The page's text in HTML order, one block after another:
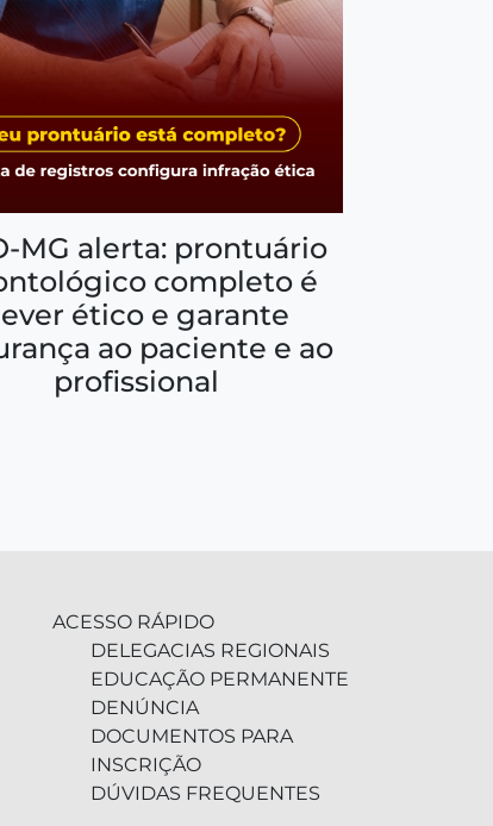
MG alerta: prontuário
completo é
ético e garante
ao paciente e ao
profissional
ACESSO RÁPIDO
DELEGACIAS REGIONAIS
EDUCAÇÃO PERMANENTE
DENÚNCIA
DOCUMENTOS PARA
INSCRIÇÃO
DÚVIDAS FREQUENTES